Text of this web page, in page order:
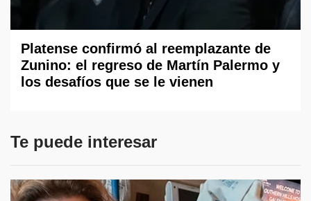
Platense confirmó al reemplazante de
Zunino: el regreso de Martín Palermo y
los desafíos que se le vienen
Te puede interesar